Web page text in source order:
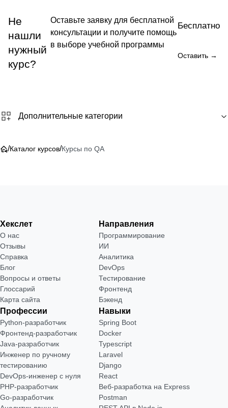
Не
нашли
нужный
курс?
Оставьте заявку для бесплатной
консультации и получите помощь
в выборе учебной программы
Бесплатно
Оставить →
Дополнительные категории
/Каталог курсов/Курсы по QA
Хекслет
О нас
Отзывы
Справка
Блог
Вопросы и ответы
Глоссарий
Карта сайта
Направления
Программирование
ИИ
Аналитика
DevOps
Тестирование
Фронтенд
Бэкенд
Профессии
Python-разработчик
Фронтенд-разработчик
Java-разработчик
Инженер по ручному
тестированию
DevOps-инженер с нуля
РНР-разработчик
Go-разработчик
Навыки
Spring Boot
Docker
Typescript
Laravel
Django
React
Веб-разработка на Express
Postman